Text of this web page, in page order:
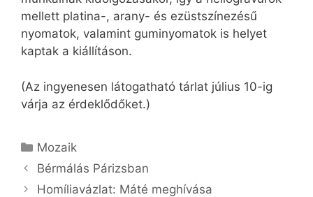
mellett platina-, arany- és ezüstszínezésű
nyomatok, valamint guminyomatok is helyet
kaptak a kiállításon.
(Az ingyenesen látogatható tárlat július 10-ig
várja az érdeklődőket.)
Kategória
Mozaik
Bérmálás Párizsban
Homíliavázlat: Máté meghívása